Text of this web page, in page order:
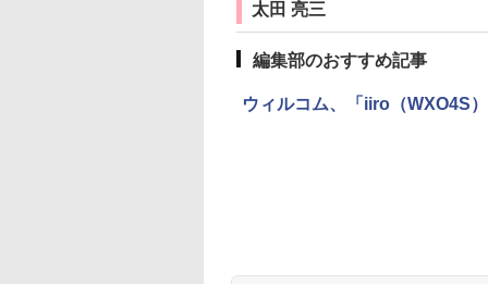
太田 亮三
編集部のおすすめ記事
ウィルコム、「iiro（WXO4S